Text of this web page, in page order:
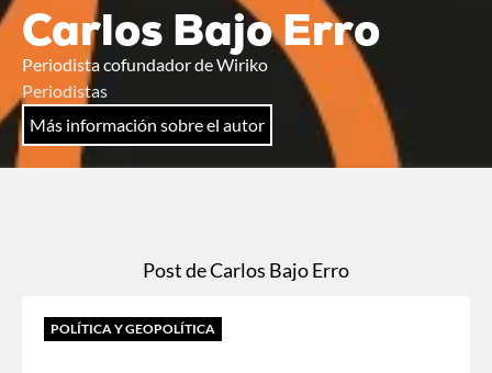
Carlos Bajo Erro
Periodista cofundador de Wiriko
Periodistas
Más información sobre el autor
Post de Carlos Bajo Erro
POLÍTICA Y GEOPOLÍTICA